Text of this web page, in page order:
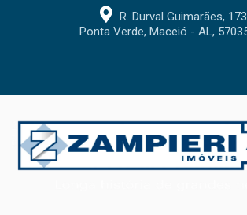
R. Durval Guimarães,
Ponta Verde, Maceió - AL,